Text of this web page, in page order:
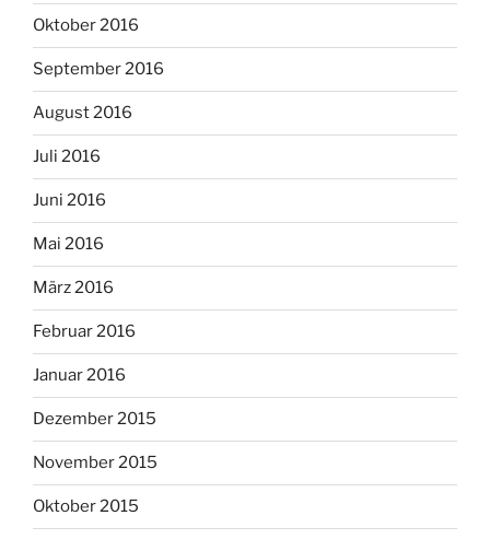
Oktober 2016
September 2016
August 2016
Juli 2016
Juni 2016
Mai 2016
März 2016
Februar 2016
Januar 2016
Dezember 2015
November 2015
Oktober 2015